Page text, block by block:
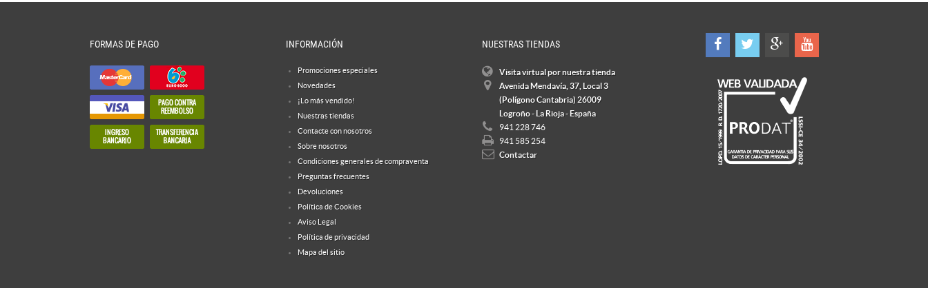
FORMAS DE PAGO INFORMACIÓN
Promociones especiales
Novedades
¡Lo más vendido!
Nuestras tiendas
Contacte con nosotros
Sobre nosotros
Condiciones generales de compraventa
Preguntas frecuentes
Devoluciones
Política de Cookies
Aviso Legal
Política de privacidad
Mapa del sitio
NUESTRAS TIENDAS
Visita virtual por nuestra tienda
Avenida Mendavía, 37, Local 3
(Polígono Cantabria) 26009
Logroño - La Rioja - España
941 228 746
941 585 254
Contactar